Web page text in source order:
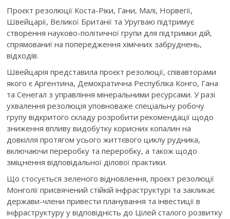
Проєкт резолюції Коста-Ріки, Гани, Малі, Норвегії,
Швейцарії, Великої Британії та Уругваю підтримує
створення науково-політичної групи для підтримки дій,
спрямованиї на попередження хімічних забруднень,
відходів.
Швейцарія представила проєкт резолюції, співавторами
якого є Аргентина, Демократична Республіка Конго, Гана
та Сенегал з управління мінеральними ресурсами. У разі
ухвалення резолюція уповноваже спеціальну робочу
групу відкритого складу розробити рекомендації щодо
зниження впливу видобутку корисних копалин на
довкілля протягом усього життєвого циклу рудника,
включаючи переробку та переробку, а також щодо
зміцнення відповідальної ділової практики.
Що стосується зеленого відновлення, проєкт резолюції
Монголії присвячений стійкій інфраструктурі та закликає
держави-члени привести планування та інвестиції в
інфраструктуру у відповідність до Цілей сталого розвитку